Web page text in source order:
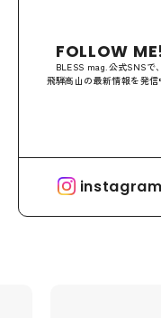
FOLLOW
BLESS mag.公式SNSで、
飛騨高山の最新情報を発信
instagram